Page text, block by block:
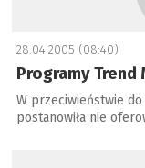
28.04.2005 (08:40)
Programy
W przeciwieństwie
postanowiła nie